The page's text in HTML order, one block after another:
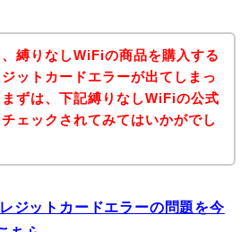
縛りなしWiFiの商品を購入する
ットカードエラーが出てしまっ
ずは、下記縛りなしWiFiの公式
ェックされてみてはいかがでし
ジットカードエラーの問題を今